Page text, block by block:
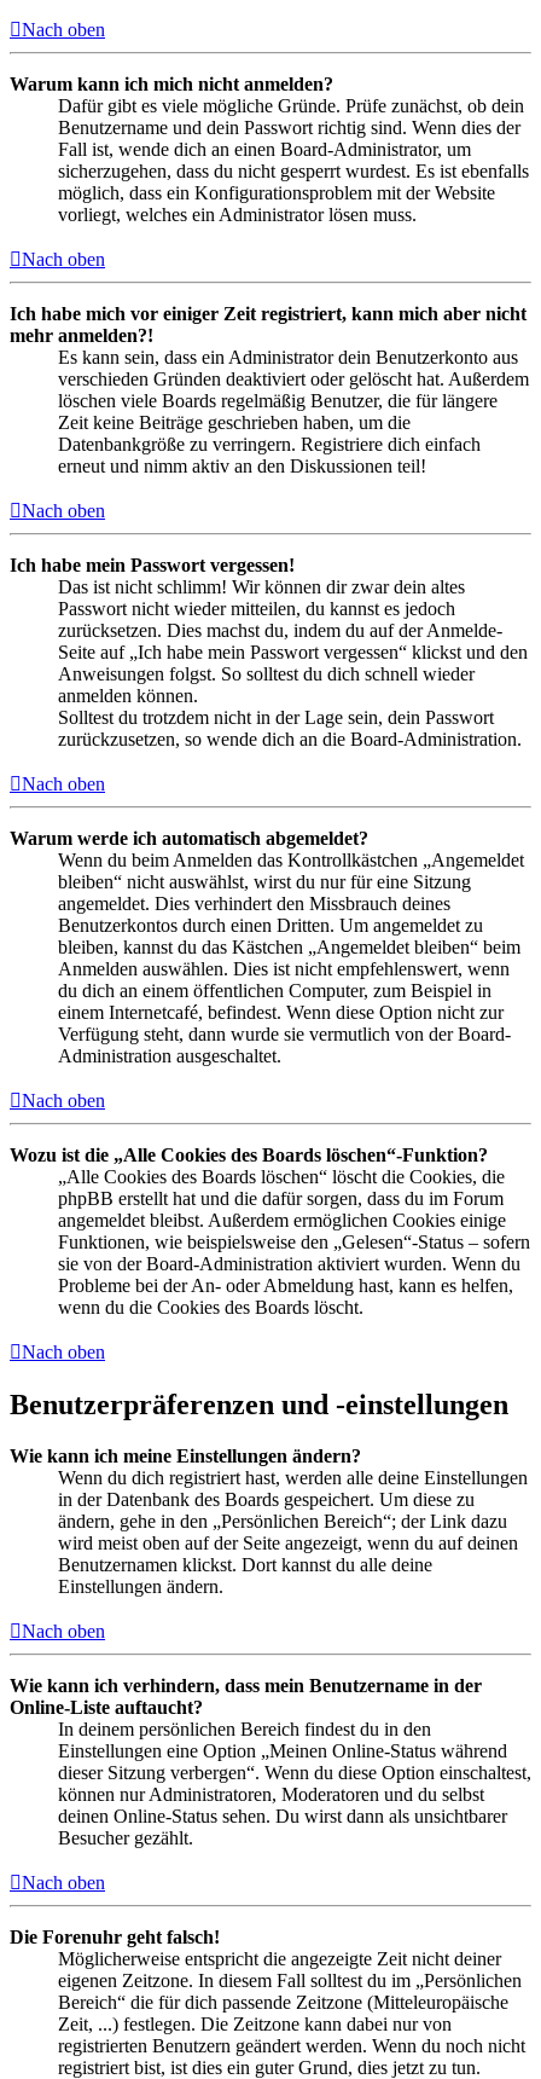
Nach oben
Warum kann ich mich nicht anmelden?
Dafür gibt es viele mögliche Gründe. Prüfe zunächst, ob dein
Benutzername und dein Passwort richtig sind. Wenn dies der
Fall ist, wende dich an einen Board-Administrator, um
sicherzugehen, dass du nicht gesperrt wurdest. Es ist ebenfalls
möglich, dass ein Konfigurationsproblem mit der Website
vorliegt, welches ein Administrator lösen muss.
Nach oben
Ich habe mich vor einiger Zeit registriert, kann mich aber nicht
mehr anmelden?!
Es kann sein, dass ein Administrator dein Benutzerkonto aus
verschieden Gründen deaktiviert oder gelöscht hat. Außerdem
löschen viele Boards regelmäßig Benutzer, die für längere
Zeit keine Beiträge geschrieben haben, um die
Datenbankgröße zu verringern. Registriere dich einfach
erneut und nimm aktiv an den Diskussionen teil!
Nach oben
Ich habe mein Passwort vergessen!
Das ist nicht schlimm! Wir können dir zwar dein altes
Passwort nicht wieder mitteilen, du kannst es jedoch
zurücksetzen. Dies machst du, indem du auf der Anmelde-
Seite auf „Ich habe mein Passwort vergessen“ klickst und den
Anweisungen folgst. So solltest du dich schnell wieder
anmelden können.
Solltest du trotzdem nicht in der Lage sein, dein Passwort
zurückzusetzen, so wende dich an die Board-Administration.
Nach oben
Warum werde ich automatisch abgemeldet?
Wenn du beim Anmelden das Kontrollkästchen „Angemeldet
bleiben“ nicht auswählst, wirst du nur für eine Sitzung
angemeldet. Dies verhindert den Missbrauch deines
Benutzerkontos durch einen Dritten. Um angemeldet zu
bleiben, kannst du das Kästchen „Angemeldet bleiben“ beim
Anmelden auswählen. Dies ist nicht empfehlenswert, wenn
du dich an einem öffentlichen Computer, zum Beispiel in
einem Internetcafé, befindest. Wenn diese Option nicht zur
Verfügung steht, dann wurde sie vermutlich von der Board-
Administration ausgeschaltet.
Nach oben
Wozu ist die „Alle Cookies des Boards löschen“-Funktion?
„Alle Cookies des Boards löschen“ löscht die Cookies, die
phpBB erstellt hat und die dafür sorgen, dass du im Forum
angemeldet bleibst. Außerdem ermöglichen Cookies einige
Funktionen, wie beispielsweise den „Gelesen“-Status – sofern
sie von der Board-Administration aktiviert wurden. Wenn du
Probleme bei der An- oder Abmeldung hast, kann es helfen,
wenn du die Cookies des Boards löscht.
Nach oben
Benutzerpräferenzen und -einstellungen
Wie kann ich meine Einstellungen ändern?
Wenn du dich registriert hast, werden alle deine Einstellungen
in der Datenbank des Boards gespeichert. Um diese zu
ändern, gehe in den „Persönlichen Bereich“; der Link dazu
wird meist oben auf der Seite angezeigt, wenn du auf deinen
Benutzernamen klickst. Dort kannst du alle deine
Einstellungen ändern.
Nach oben
Wie kann ich verhindern, dass mein Benutzername in der
Online-Liste auftaucht?
In deinem persönlichen Bereich findest du in den
Einstellungen eine Option „Meinen Online-Status während
dieser Sitzung verbergen“. Wenn du diese Option einschaltest,
können nur Administratoren, Moderatoren und du selbst
deinen Online-Status sehen. Du wirst dann als unsichtbarer
Besucher gezählt.
Nach oben
Die Forenuhr geht falsch!
Möglicherweise entspricht die angezeigte Zeit nicht deiner
eigenen Zeitzone. In diesem Fall solltest du im „Persönlichen
Bereich“ die für dich passende Zeitzone (Mitteleuropäische
Zeit, ...) festlegen. Die Zeitzone kann dabei nur von
registrierten Benutzern geändert werden. Wenn du noch nicht
registriert bist, ist dies ein guter Grund, dies jetzt zu tun.